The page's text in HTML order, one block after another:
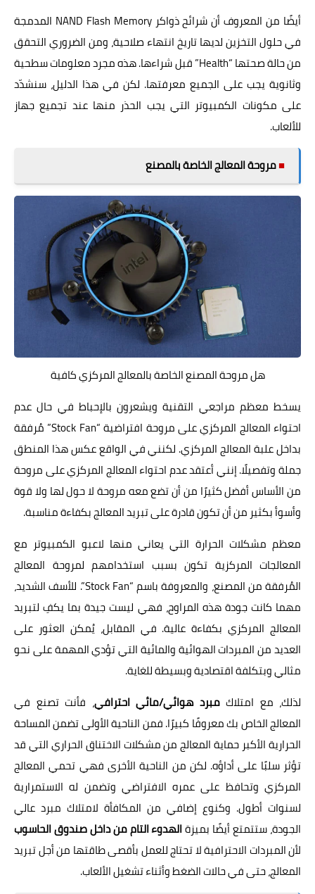
أيضًا من المعروف أن شرائح ذواكر NAND Flash Memory المدمجة
في حلول التخزين لديها تاريخ انتهاء صلاحية، ومن الضروري التحقق
من حالة صحتها “Health” قبل شراءها. هذه مجرد معلومات سطحية
وثانوية يجب على الجميع معرفتها. لكن في هذا الدليل، سنشدّد
على مكونات الكمبيوتر التي يجب الحذر منها عند تجميع جهاز
للألعاب.
■مروحة المعالج الخاصة بالمصنع
هل مروحة المصنع الخاصة بالمعالج المركزي كافية
يسخط معظم مراجعي التقنية ويشعرون بالإحباط في حال عدم
احتواء المعالج المركزي على مروحة افتراضية “Stock Fan” مُرفقة
بداخل علبة المعالج المركزي. لكنني في الواقع عكس هذا المنطق
جملة وتفصيلًا. إنني أعتقد عدم احتواء المعالج المركزي على مروحة
من الأساس أفضل كثيرًا من أن تضع معه مروحة لا حول لها ولا قوة
وأسوأ بكثير من أن تكون قادرة على تبريد المعالج بكفاءة مناسبة.
معظم مشكلات الحرارة التي يعاني منها لاعبو الكمبيوتر مع
المعالجات المركزية تكون بسبب استخدامهم لمروحة المعالج
المُرفقة من المصنع، والمعروفة باسم “Stock Fan”. للأسف الشديد،
مهما كانت جودة هذه المراوح، فهي ليست جيدة بما يكفِ لتبريد
المعالج المركزي بكفاءة عالية. في المقابل، يُمكن العثور على
العديد من المبردات الهوائية والمائية التي تؤدي المهمة على نحو
مثالي وبتكلفة اقتصادية وبسيطة للغاية.
لذلك، مع امتلاكمبرد هوائي/مائي احترافي، فأنت تصنع في
المعالج الخاص بك معروفًا كبيرًا. فمن الناحية الأولى تضمن المساحة
الحرارية الأكبر حماية المعالج من مشكلات الاختناق الحراري التي قد
تؤثر سلبًا على أداؤه. لكن من الناحية الأخرى فهي تحمي المعالج
المركزي وتحافظ على عمره الافتراضي وتضمن له الاستمرارية
لسنوات أطول. وكنوع إضافي من المكافأة لامتلاك مبرد عالي
الجودة، ستتمتع أيضًا بميزةالهدوء التام من داخل صندوق الحاسوب
لأن المبردات الاحترافية لا تحتاج للعمل بأقصى طاقتها من أجل تبريد
المعالج، حتى في حالات الضغط وأثناء تشغيل الألعاب.